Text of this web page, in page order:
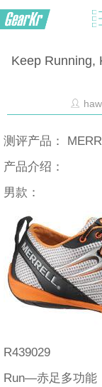
Keep Running,
测评产品：
产品介绍：
男款：
R439029
Run—赤足多功能